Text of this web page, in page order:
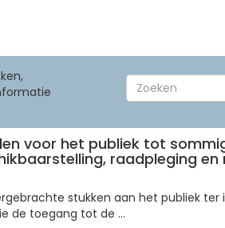
voor het publiek tot
raadpleging
stukken aan het publiek
de toegang tot de ...